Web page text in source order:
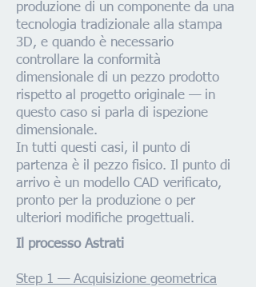
produzione di un componente da una
tecnologia tradizionale alla stampa
3D, e quando è necessario
controllare la conformità
dimensionale di un pezzo prodotto
rispetto al progetto originale — in
questo caso si parla di ispezione
dimensionale.
In tutti questi casi, il punto di
partenza è il pezzo fisico. Il punto di
arrivo è un modello CAD verificato,
pronto per la produzione o per
ulteriori modifiche progettuali.
Il processo Astrati
Step 1 — Acquisizione geometrica